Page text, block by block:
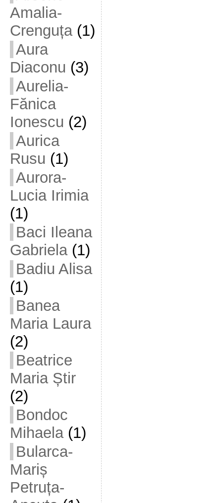
Amalia-
Crenguța(1)
Aura
Diaconu (3)
Aurelia-
Fănica
Ionescu (2)
Aurica
Rusu (1)
Aurora-
Lucia Irimia
(1)
Baci Ileana
Gabriela(1)
Badiu Alisa
(1)
Banea
Maria Laura
(2)
Beatrice
Maria Știr
(2)
Bondoc
Mihaela(1)
Bularca-
Mariș
Petruța-